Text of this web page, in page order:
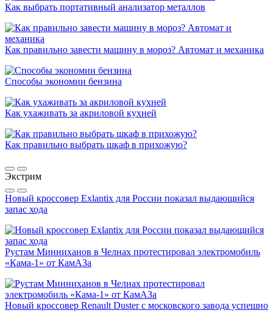
Как выбрать портативный анализатор металлов
Как правильно завести машину в мороз? Автомат и механика
Способы экономии бензина
Как ухаживать за акриловой кухней
Как правильно выбрать шкаф в прихожую?
Экстрим
Новый кроссовер Exlantix для России показал выдающийся
запас хода
Рустам Минниханов в Челнах протестировал электромобиль
«Кама-1» от КамАЗа
Новый кроссовер Renault Duster с московского завода успешно